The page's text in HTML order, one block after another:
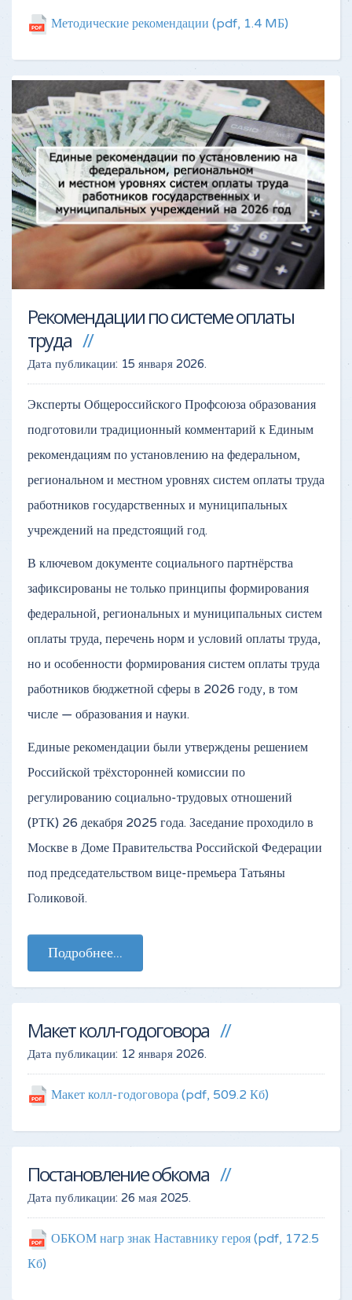
Методические рекомендации (pdf, 1.4 MБ)
Рекомендации по системе оплаты
труда
Дата публикации: 15 января 2026.
Эксперты Общероссийского Профсоюза образования
подготовили традиционный комментарий к Единым
рекомендациям по установлению на федеральном,
региональном и местном уровнях систем оплаты труда
работников государственных и муниципальных
учреждений на предстоящий год.
В ключевом документе социального партнёрства
зафиксированы не только принципы формирования
федеральной, региональных и муниципальных систем
оплаты труда, перечень норм и условий оплаты труда,
но и особенности формирования систем оплаты труда
работников бюджетной сферы в 2026 году, в том
числе — образования и науки.
Единые рекомендации были утверждены решением
Российской трёхсторонней комиссии по
регулированию социально-трудовых отношений
(РТК) 26 декабря 2025 года. Заседание проходило в
Москве в Доме Правительства Российской Федерации
под председательством вице-премьера Татьяны
Голиковой.
Подробнее...
Макет колл-годоговора
Дата публикации: 12 января 2026.
Макет колл-годоговора (pdf, 509.2 Кб)
Постановление обкома
Дата публикации: 26 мая 2025.
ОБКОМ нагр знак Наставнику героя (pdf, 172.5
Кб)